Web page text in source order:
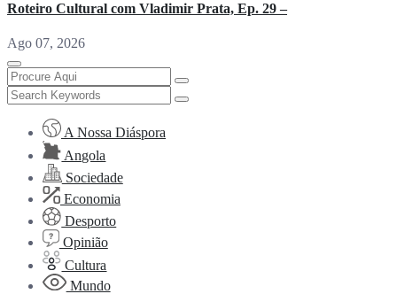
Roteiro Cultural com Vladimir Prata, Ep. 29 –
Ago 07, 2026
A Nossa Diáspora
Angola
Sociedade
Economia
Desporto
Opinião
Cultura
Mundo